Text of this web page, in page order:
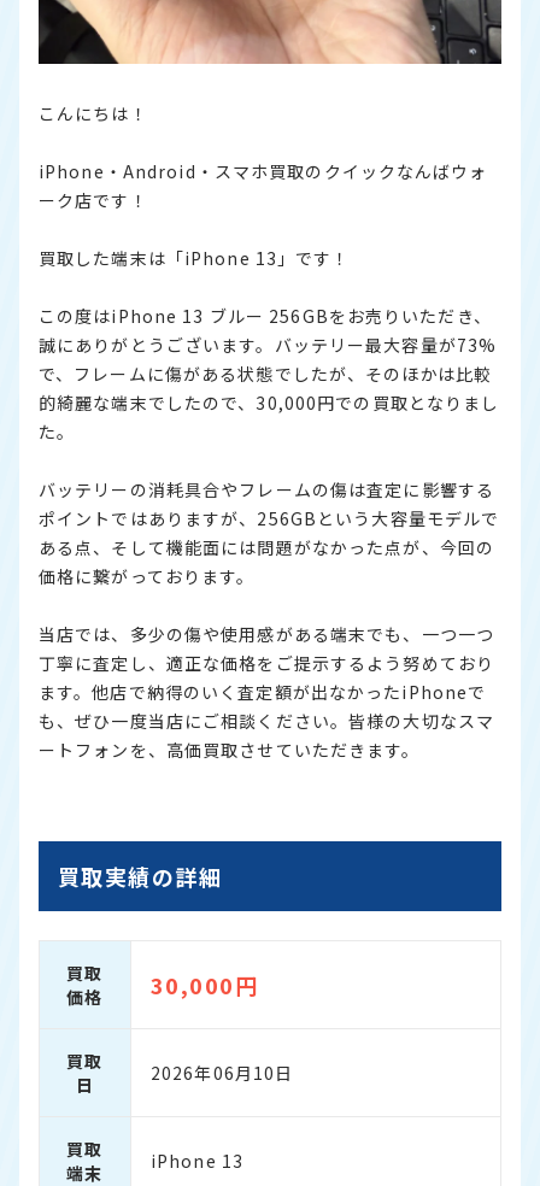
こんにちは！
iPhone・Android・スマホ買取のクイックなんばウォ
ーク店です！
買取した端末は「iPhone 13」です！
この度はiPhone 13 ブルー 256GBをお売りいただき、
誠にありがとうございます。バッテリー最大容量が73%
で、フレームに傷がある状態でしたが、そのほかは比較
的綺麗な端末でしたので、30,000円での買取となりまし
た。
バッテリーの消耗具合やフレームの傷は査定に影響する
ポイントではありますが、256GBという大容量モデルで
ある点、そして機能面には問題がなかった点が、今回の
価格に繋がっております。
当店では、多少の傷や使用感がある端末でも、一つ一つ
丁寧に査定し、適正な価格をご提示するよう努めており
ます。他店で納得のいく査定額が出なかったiPhoneで
も、ぜひ一度当店にご相談ください。皆様の大切なスマ
ートフォンを、高価買取させていただきます。
買取実績の詳細
買取
価格
30,000円
買取
日
2026年06月10日
買取
端末
iPhone 13